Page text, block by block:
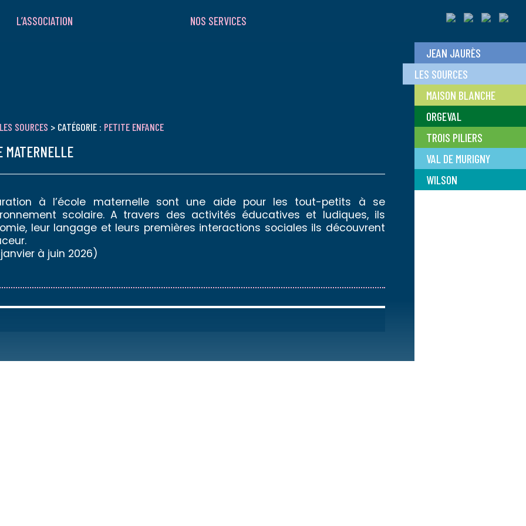
NOS SERVICES
L’ASSOCIATION
JEAN JAURÈS
LES SOURCES
MAISON BLANCHE
ORGEVAL
TROIS PILIERS
VAL DE MURIGNY
WILSON
LES SOURCES > CATÉGORIE : PETITE ENFANCE
MATERNELLE
à l’école maternelle sont une aide pour les tout-petits à se
scolaire. A travers des activités éducatives et ludiques, ils
leur langage et leurs premières interactions sociales ils découvrent
à juin 2026)